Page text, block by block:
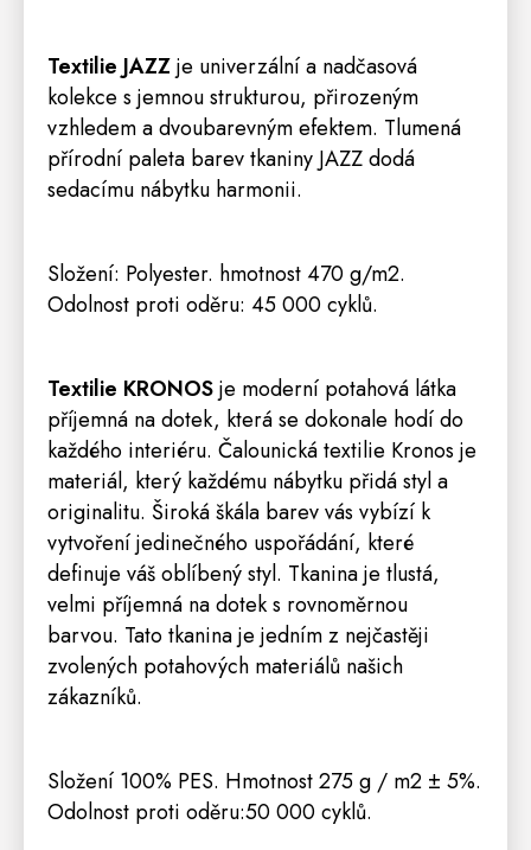
Textilie JAZZje univerzální a nadčasová
kolekce s jemnou strukturou, přirozeným
vzhledem a dvoubarevným efektem. Tlumená
přírodní paleta barev tkaniny JAZZ dodá
sedacímu nábytku harmonii.
Složení: Polyester. hmotnost 470 g/m2.
Odolnost proti oděru: 45 000 cyklů.
Textilie KRONOSje moderní potahová látka
příjemná na dotek, která se dokonale hodí do
každého interiéru. Čalounická textilie Kronos je
materiál, který každému nábytku přidá styl a
originalitu. Široká škála barev vás vybízí k
vytvoření jedinečného uspořádání, které
definuje váš oblíbený styl. Tkanina je tlustá,
velmi příjemná na dotek s rovnoměrnou
barvou. Tato tkanina je jedním z nejčastěji
zvolených potahových materiálů našich
zákazníků.
Složení 100% PES. Hmotnost 275 g / m2 ± 5%.
Odolnost proti oděru:50 000 cyklů.